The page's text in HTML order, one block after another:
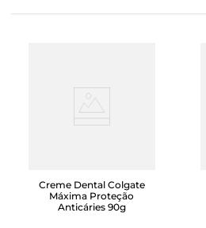
Creme Dental Colgate
Máxima Proteção
Anticáries 90g